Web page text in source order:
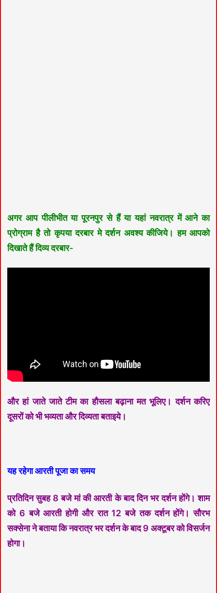
अगर आप पीलीभीत या पूरनपुर से हैं या यहां नवरात्र में आने का
प्रोग्राम है तो कृपया दरबार मे दर्शन अवश्य कीजिये। हम आपको
दिखाते हैं दिव्य दरबार-
और हां जाते जाते टीम का हौसला बढ़ाना मत भूलिए। दर्शन करिए
दूसरों को भी भव्यता और दिव्यता बताइये।
यह रहेगा आरती पूजा का समय
प्रतिदिन सुबह 8 बजे मां की आरती के बाद दिन भर दर्शन होंगे। शाम
को 6 बजे आरती होगी और रात 12 बजे तक दर्शन होंगे। सौरभ
सक्सेना ने बताया कि नवरात्र भर दर्शन के बाद 9 अक्टूबर को विसर्जन
होगा।